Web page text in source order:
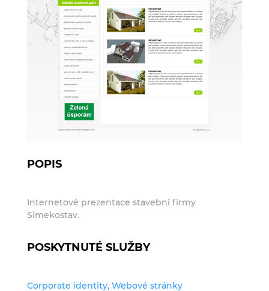
POPIS
Internetové prezentace stavební firmy
Simekostav.
POSKYTNUTÉ SLUŽBY
Corporate identity, Webové stránky